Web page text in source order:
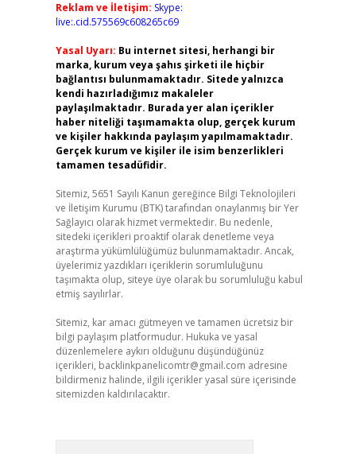
Reklam ve İletişim: Skype:
live:.cid.575569c608265c69
Yasal Uyarı: Bu internet sitesi, herhangi bir
marka, kurum veya şahıs şirketi ile hiçbir
bağlantısı bulunmamaktadır. Sitede yalnızca
kendi hazırladığımız makaleler
paylaşılmaktadır. Burada yer alan içerikler
haber niteliği taşımamakta olup, gerçek kurum
ve kişiler hakkında paylaşım yapılmamaktadır.
Gerçek kurum ve kişiler ile isim benzerlikleri
tamamen tesadüfidir.
Sitemiz, 5651 Sayılı Kanun gereğince Bilgi Teknolojileri
ve İletişim Kurumu (BTK) tarafından onaylanmış bir Yer
Sağlayıcı olarak hizmet vermektedir. Bu nedenle,
sitedeki içerikleri proaktif olarak denetleme veya
araştırma yükümlülüğümüz bulunmamaktadır. Ancak,
üyelerimiz yazdıkları içeriklerin sorumluluğunu
taşımakta olup, siteye üye olarak bu sorumluluğu kabul
etmiş sayılırlar.
Sitemiz, kar amacı gütmeyen ve tamamen ücretsiz bir
bilgi paylaşım platformudur. Hukuka ve yasal
düzenlemelere aykırı olduğunu düşündüğünüz
içerikleri, backlinkpanelicomtr@gmail.com adresine
bildirmeniz halinde, ilgili içerikler yasal süre içerisinde
sitemizden kaldırılacaktır.